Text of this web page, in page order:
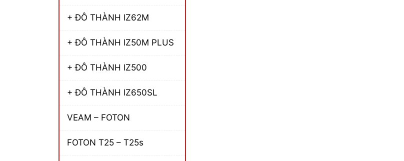
+ ĐÔ THÀNH IZ62M
+ ĐÔ THÀNH IZ50M PLUS
+ ĐÔ THÀNH IZ500
+ ĐÔ THÀNH IZ650SL
VEAM – FOTON
FOTON T25 – T25s